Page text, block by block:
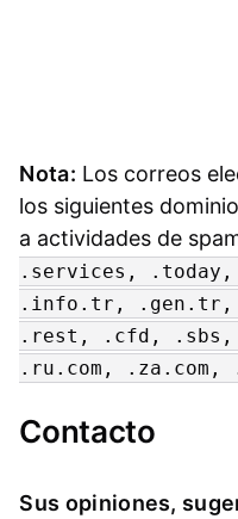
Nota: Los correos
los siguientes
a actividades de
.services,
.info.tr,
.rest, .cfd, .sbs,
.ru.com, .za.com,
Contacto
Sus opiniones,